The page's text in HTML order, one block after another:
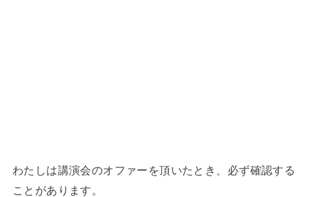
わたしは講演会のオファーを頂いたとき、必ず確認する
ことがあります。